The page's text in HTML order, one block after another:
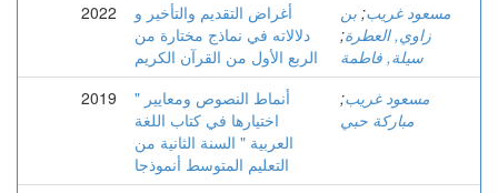
2022
أغراض التقديم والتأخير و
دلالاته في نماذج مختارة من
الربع الأول من القرآن الكريم
مسعود غريب; بن
زاوي, العطرة;
سيلة, فاطمة
2019
" أنماط النصوص ومعايير
اختيارها في كتاب اللغة
العربية " السنة الثانية من
التعليم المتوسط أنموذجا
مسعود غريب;
مباركة حبي